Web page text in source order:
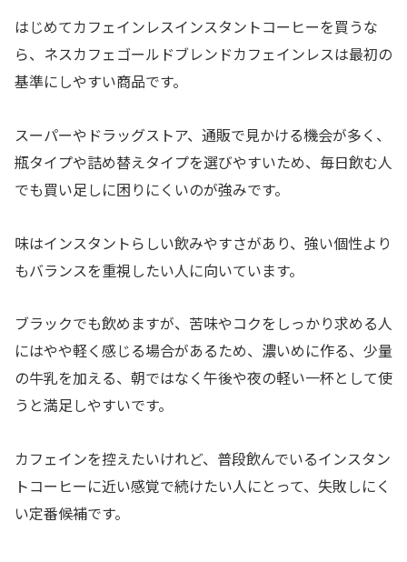
はじめてカフェインレスインスタントコーヒーを買うな
ら、ネスカフェゴールドブレンドカフェインレスは最初の
基準にしやすい商品です。
スーパーやドラッグストア、通販で見かける機会が多く、
瓶タイプや詰め替えタイプを選びやすいため、毎日飲む人
でも買い足しに困りにくいのが強みです。
味はインスタントらしい飲みやすさがあり、強い個性より
もバランスを重視したい人に向いています。
ブラックでも飲めますが、苦味やコクをしっかり求める人
にはやや軽く感じる場合があるため、濃いめに作る、少量
の牛乳を加える、朝ではなく午後や夜の軽い一杯として使
うと満足しやすいです。
カフェインを控えたいけれど、普段飲んでいるインスタン
トコーヒーに近い感覚で続けたい人にとって、失敗しにく
い定番候補です。